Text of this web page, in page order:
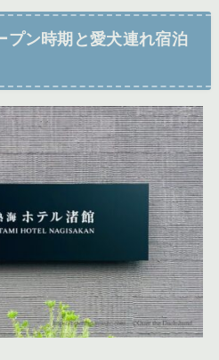
プン時期と愛犬連れ宿泊